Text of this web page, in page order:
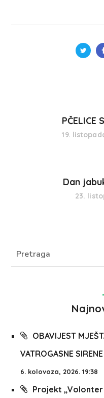
PČELICE
19.
Dan
23.
OBAVIJEST
VATROGASNE SIRENE
6. kolovoza, 2026. 19:38
Projekt „Volonter